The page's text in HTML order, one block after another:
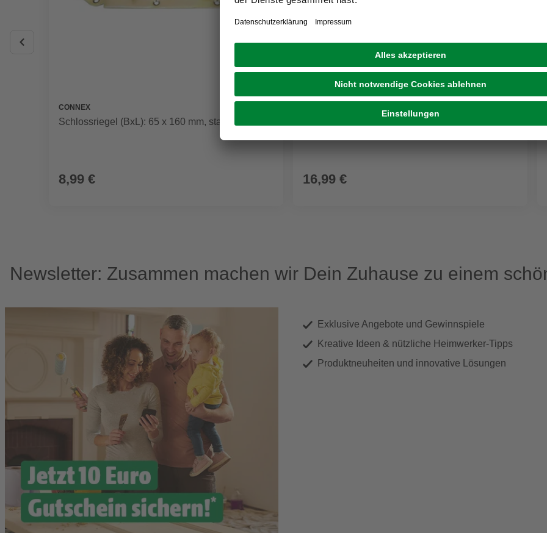
CONNEX
Schlossriegel (BxL): 65 x 160 mm, stahl
8,99 €
Rundrohr, Combitech®, Silber, Aluminium
16,99 €
Newsletter: Zusammen machen wir Dein Zuhause zu einem
Exklusive Angebote und Gewinnspiele
Kreative Ideen & nützliche Heimwerker-Tipps
Produktneuheiten und innovative Lösungen